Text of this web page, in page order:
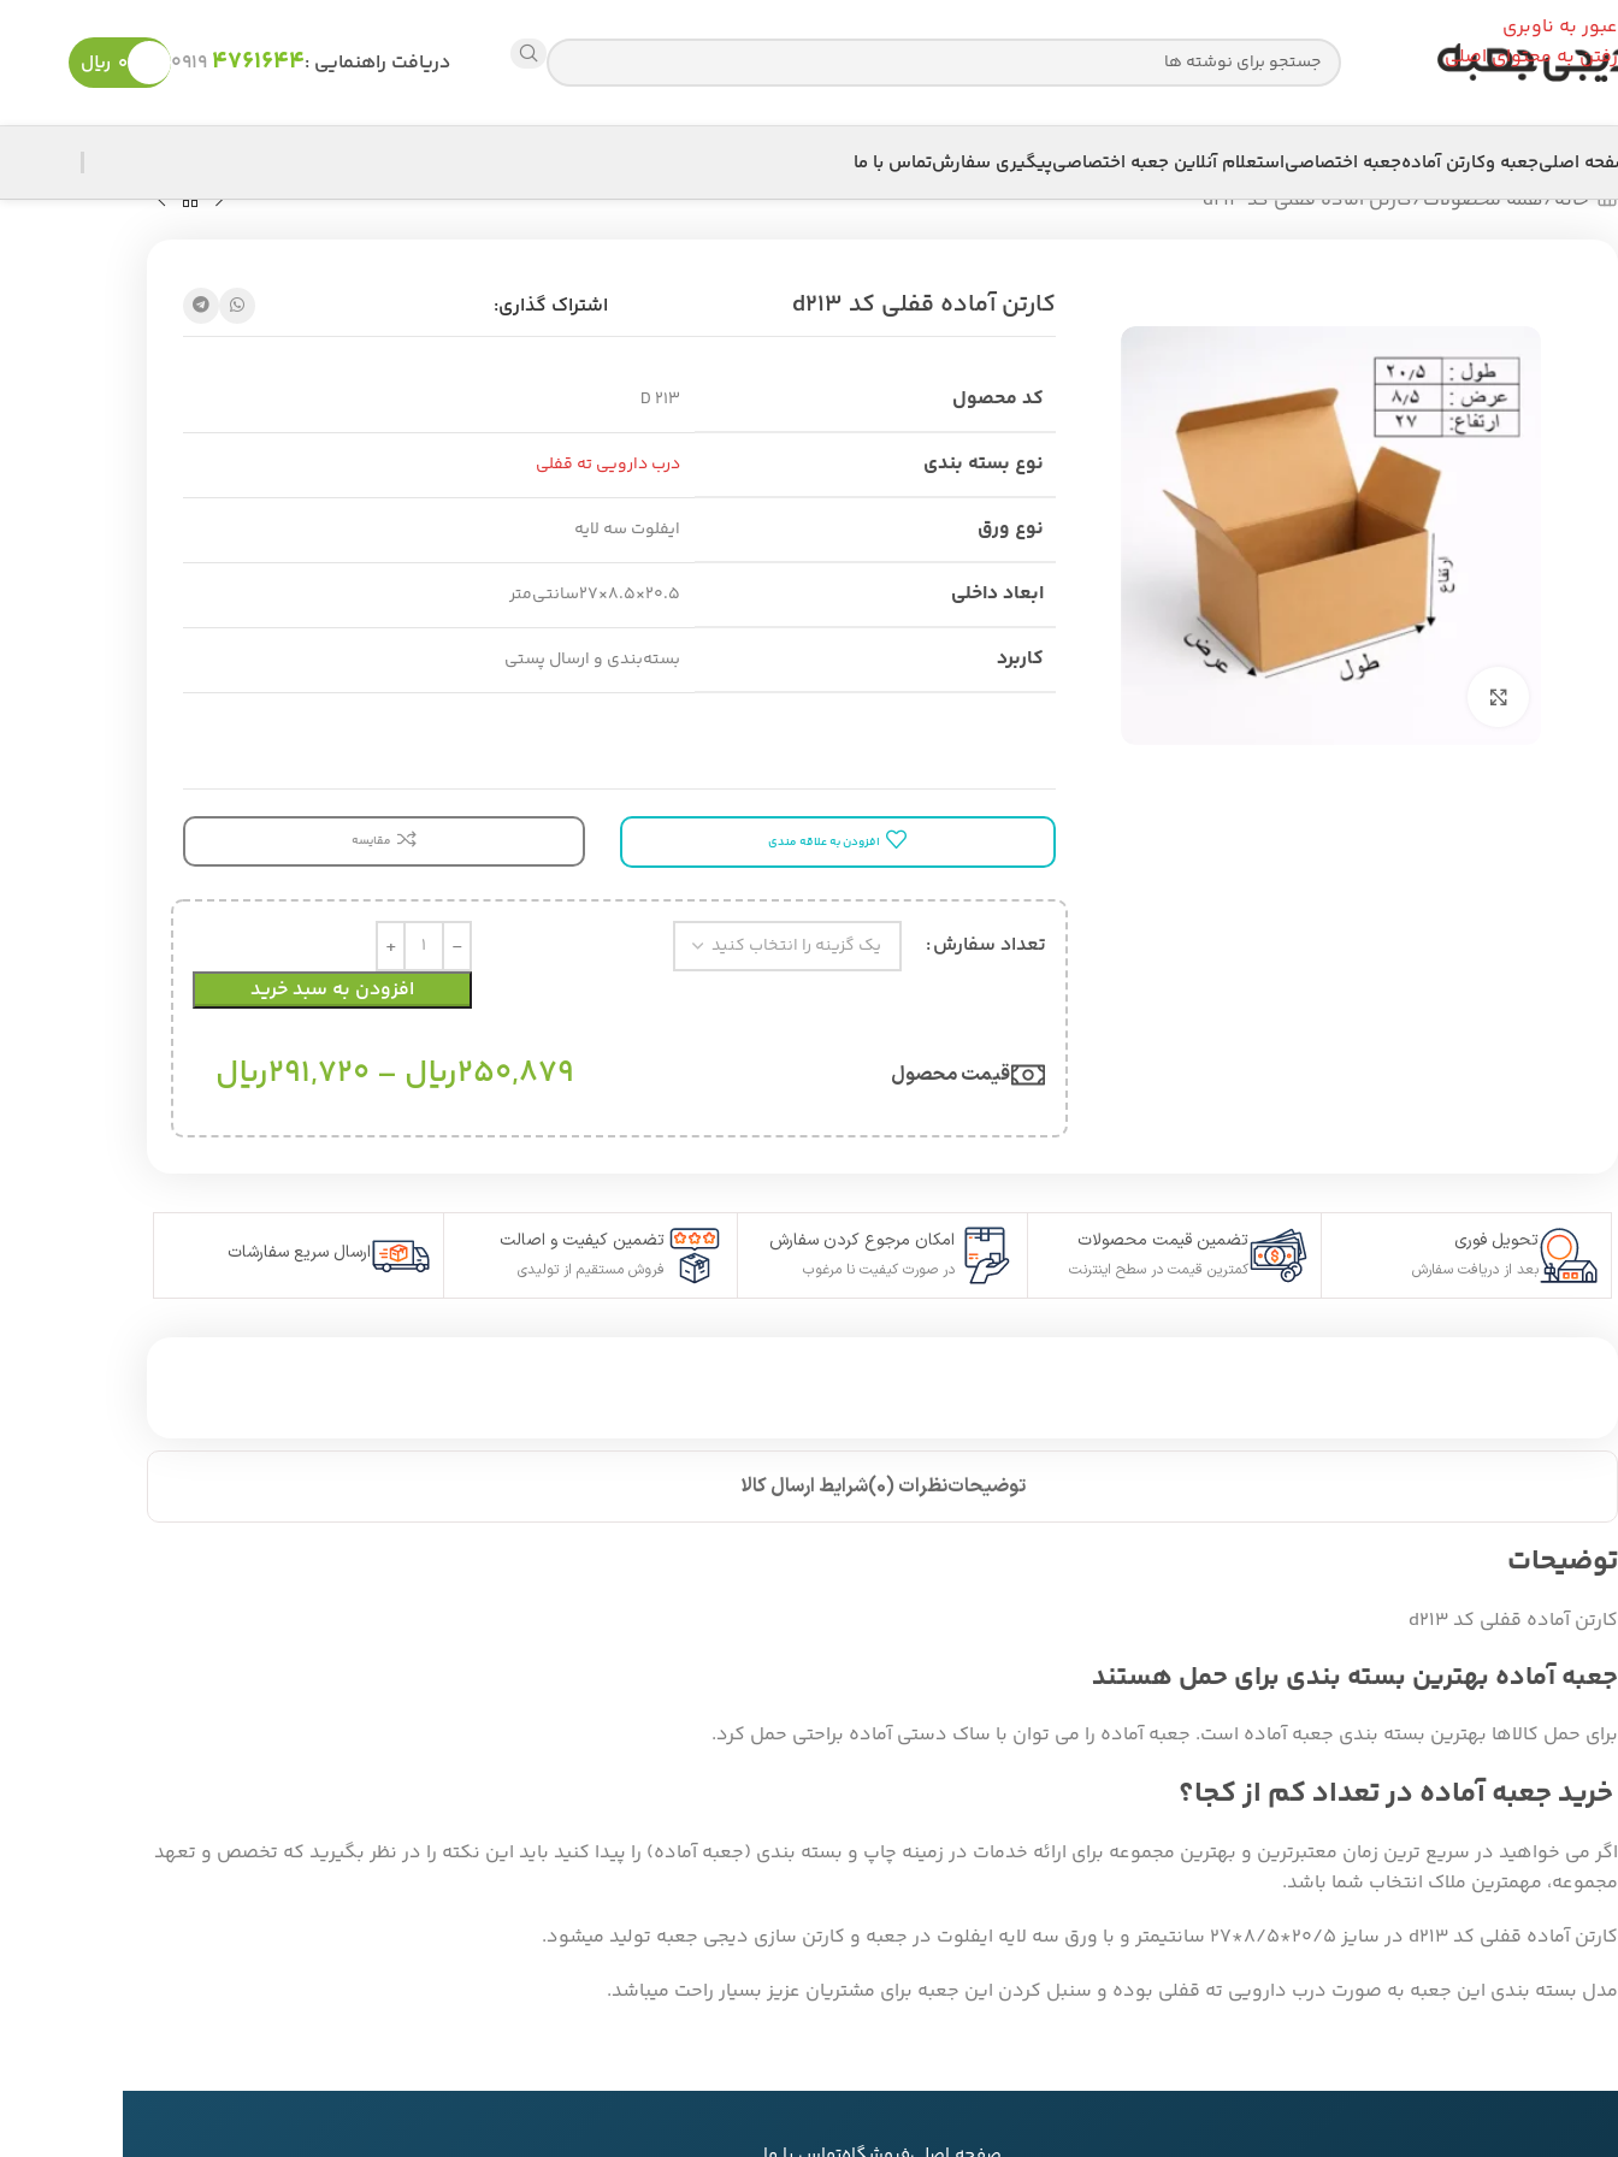
عبور به ناوبری
رفتن به محتوای اصلی
دریافت راهنمایی :4761644
0919
0 ریال
اصلیجعبه وکارتن آمادهجعبه اختصاصیاستعلام آنلاین جعبه اختصاصیپیگیری سفارشتماس با ما
خانه همه محصولات کارتن آماده قفلی کد d213
کارتن آماده قفلی کد d213 اشتراک گذاری:
کد محصول D 213
نوع بسته بندی درب دارویی ته قفلی
نوع ورق ایفلوت سه لایه
ابعاد داخلی 20.5×8.5×27سانتی‌متر
کاربرد بسته‌بندی و ارسال پستی
افزودن به علاقه مندی مقایسه
تعداد سفارش
افزودن به سبد خرید
قیمت محصول 250,879ریال –
291,720ریال
تحویل فوری
بعد از دریافت سفارش
تضمین قیمت محصولات
کمترین قیمت در سطح اینترنت
امکان مرجوع کردن سفارش
در صورت کیفیت نا مرغوب
تضمین کیفیت و اصالت
فروش مستقیم از تولیدی
ارسال سریع سفارشات
توضیحاتنظرات (0) شرایط ارسال کالا
توضیحات
کارتن آماده قفلی کد d213
جعبه آماده بهترین بسته بندی برای حمل هستند
برای حمل کالاها بهترین بسته بندی جعبه آماده است. جعبه آماده را می توان با ساک دستی آماده براحتی حمل کرد.
خرید جعبه آماده در تعداد کم از کجا؟
اگر می خواهید در سریع ترین زمان معتبرترین و بهترین مجموعه برای ارائه خدمات در زمینه چاپ و بسته بندی (جعبه آماده) را پیدا کنید باید این نکته را در نظر بگیرید که تخصص و تعهد
مجموعه، مهمترین ملاک انتخاب شما باشد.
کارتن آماده قفلی کد d213 در سایز 20/5*8/5*27 سانتیمتر و با ورق سه لایه ایفلوت در جعبه و کارتن سازی دیجی جعبه تولید میشود.
مدل بسته بندی این جعبه به صورت درب دارویی ته قفلی بوده و سنبل کردن این جعبه برای مشتریان عزیز بسیار راحت میباشد.